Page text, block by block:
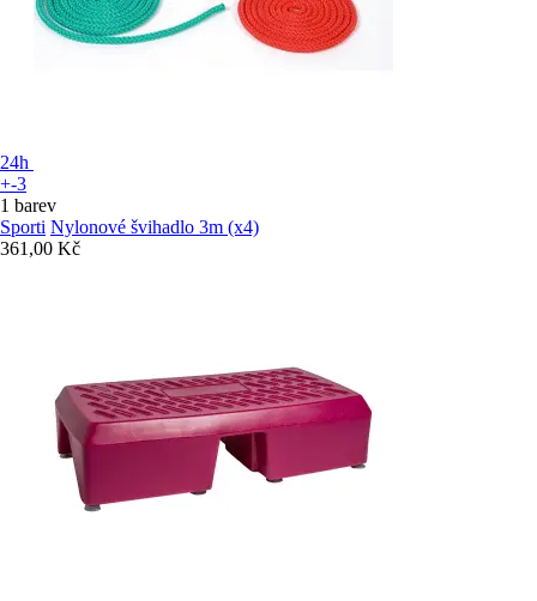
24h
+-3
1 barev
Sporti Nylonové švihadlo 3m (x4)
361,00 Kč